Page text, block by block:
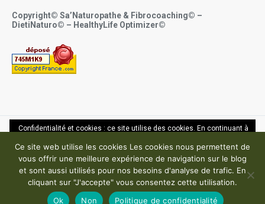
Copyright© Sa’Naturopathe & Fibrocoaching© –
DietiNaturo© – HealthyLife Optimizer©
Copyright ©
Sana Bel Hassin OUALI - Sa'Naturopathe 2017-2024
Mentions légales – Politique de confidentialité – CGU
Confidentialité et cookies : ce site utilise des cookies. En continuant à
Pour en savoir plus, notamment sur la façon de contrôler les cookies,
consultez :En savoir plus
Ce site web utilise les cookies Les cookies nous permettent de
vous offrir une meilleure expérience de navigation sur le blog
et sont aussi utilisés pour nos besoins d'analyse de trafic. En
cliquant sur "J'accepte" vous consentez cette utilisation.
Ok
Non Politique de confidentialité